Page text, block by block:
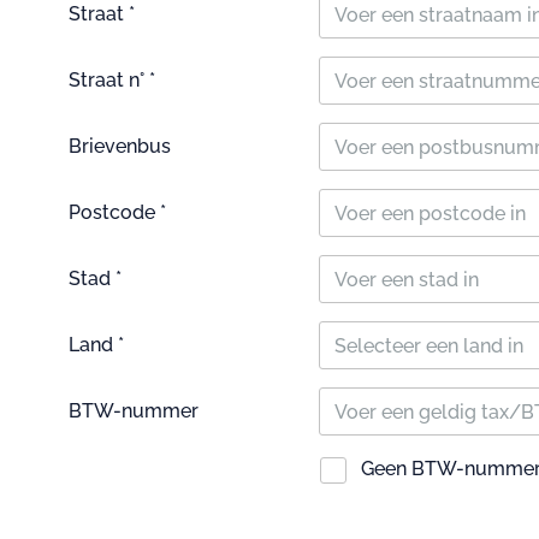
Straat *
Straat n° *
Brievenbus
Postcode *
Stad *
Land * Selecteer een land in
BTW-nummer
Geen BTW-